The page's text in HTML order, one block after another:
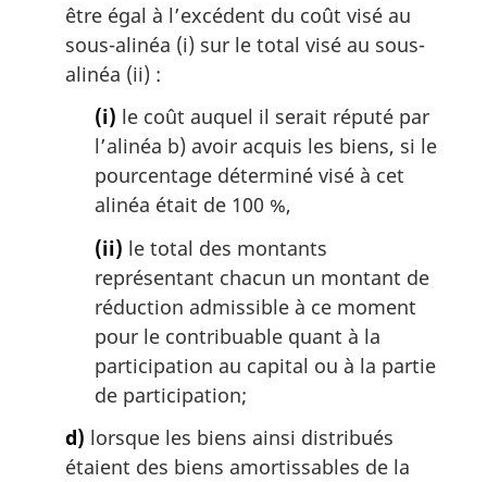
être égal à l’excédent du coût visé au
sous-alinéa (i) sur le total visé au sous-
alinéa (ii) :
(i) le coût auquel il serait réputé par
l’alinéa b) avoir acquis les biens, si le
pourcentage déterminé visé à cet
alinéa était de 100 %,
(ii) le total des montants
représentant chacun un montant de
réduction admissible à ce moment
pour le contribuable quant à la
participation au capital ou à la partie
de participation;
d) lorsque les biens ainsi distribués
étaient des biens amortissables de la